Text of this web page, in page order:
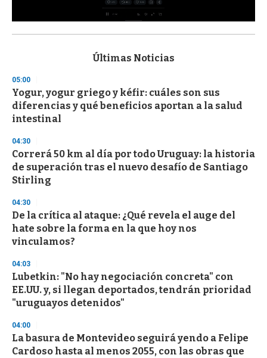
s
d
s
o
f
3
s
e
c
o
n
Últimas Noticias
05:00
Yogur, yogur griego y kéfir: cuáles son sus
diferencias y qué beneficios aportan a la salud
intestinal
04:30
Correrá 50 km al día por todo Uruguay: la historia
de superación tras el nuevo desafío de Santiago
Stirling
04:30
De la crítica al ataque: ¿Qué revela el auge del
hate sobre la forma en la que hoy nos
vinculamos?
04:03
Lubetkin: "No hay negociación concreta" con
EE.UU. y, si llegan deportados, tendrán prioridad
"uruguayos detenidos"
04:00
La basura de Montevideo seguirá yendo a Felipe
Cardoso hasta al menos 2055, con las obras que